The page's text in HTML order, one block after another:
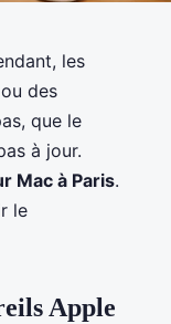
les
des
que le
à jour.
Mac à Paris.
le
Apple